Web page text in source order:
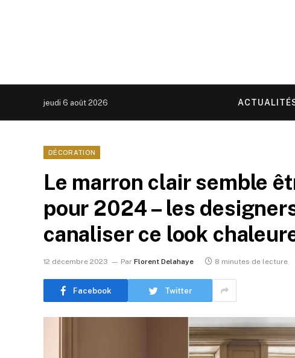
jeudi 6 août 2026
DÉCORATION
Le marron clair semble
pour 2024 – les
canaliser ce look
12 décembre 2023 Par Florent Delahaye 8 minutes de lecture
Facebook Twitter